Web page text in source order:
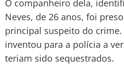
O companheiro dela,
Neves, de 26 anos, foi
principal suspeito do
inventou para a polícia a
teriam sido sequestrados.